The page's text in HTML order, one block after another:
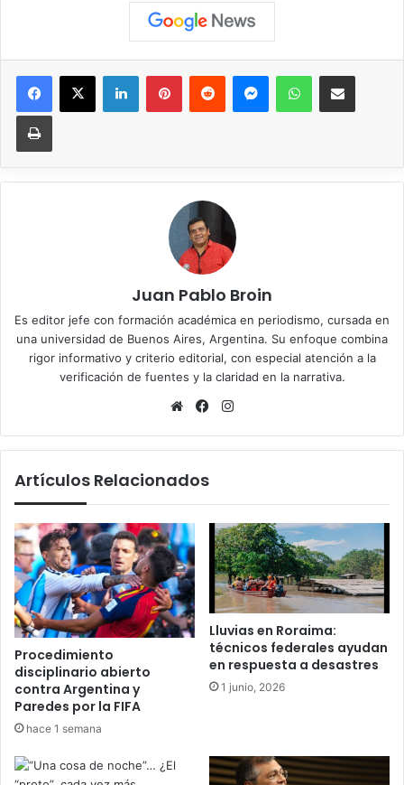
Facebook
X LinkedInPinterestReddit MessengerWhatsAppCompartir vía correo
Imprimir
Juan Pablo Broin
Es editor jefe con formación académica en periodismo, cursada en
una universidad de Buenos Aires, Argentina. Su enfoque combina
rigor informativo y criterio editorial, con especial atención a la
verificación de fuentes y la claridad en la narrativa.
Sitio
Facebook
Artículos Relacionados
Procedimiento
disciplinario abierto
contra Argentina y
Paredes por la FIFA
hace 1 semana
Lluvias en Roraima:
técnicos federales ayudan
en respuesta a desastres
1 junio, 2026